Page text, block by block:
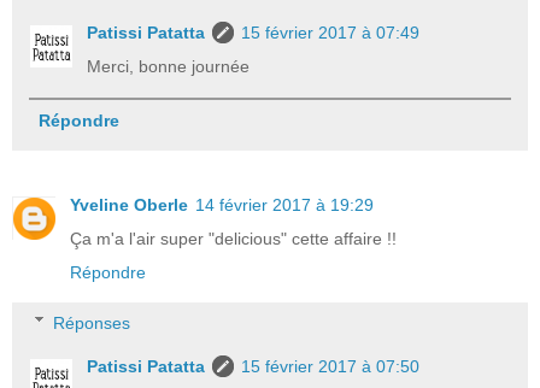
Patissi Patatta
15 février 2017 à 07:49
Merci, bonne journée
Répondre
Yveline Oberle 14 février 2017 à 19:29
Ça m'a l'air super "delicious" cette affaire !!
Répondre
Réponses
Patissi Patatta
15 février 2017 à 07:50